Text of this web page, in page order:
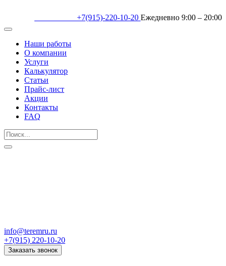
+7(915)-220-10-20 Ежедневно 9:00 – 20:00
Наши работы
О компании
Услуги
Калькулятор
Статьи
Прайс-лист
Акции
Контакты
FAQ
info@teremru.ru
+7(915) 220-10-20
Заказать звонок